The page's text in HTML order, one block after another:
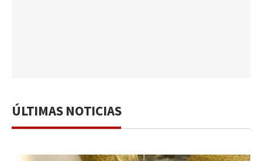
ÚLTIMAS NOTICIAS